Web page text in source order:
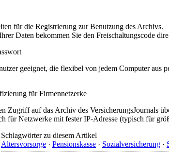
für die Registrierung zur Benutzung des Archivs.
Daten bekommen Sie den Freischaltungscode
geeignet, die flexibel von jedem Computer aus
für Firmennetzerke
Zugriff auf das Archiv des VersicherungsJournals
für Netzwerke mit fester IP-Adresse (typisch für
Schlagwörter zu diesem Artikel
Altersvorsorge · Pensionskasse · Sozialversicherung ·